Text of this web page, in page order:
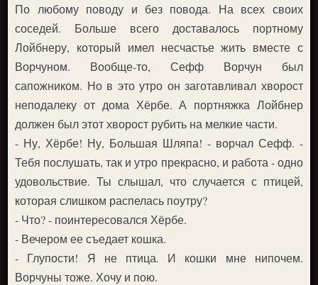
По любому поводу и без повода. На всех своих
соседей. Больше всего доставалось портному
Лойбнеру, который имел несчастье жить вместе с
Ворчуном. Вообще-то, Сефф Ворчун был
сапожником. Но в это утро он заготавливал хворост
неподалеку от дома Хёрбе. А портняжка Лойбнер
должен был этот хворост рубить на мелкие части.
- Ну, Хёрбе! Ну, Большая Шляпа! - ворчал Сефф. -
Тебя послушать, так и утро прекрасно, и работа - одно
удовольствие. Ты слышал, что случается с птицей,
которая слишком распелась поутру?
- Что? - поинтересовался Хёрбе.
- Вечером ее съедает кошка.
- Глупости! Я не птица. И кошки мне нипочем.
Ворчуны тоже. Хочу и пою.